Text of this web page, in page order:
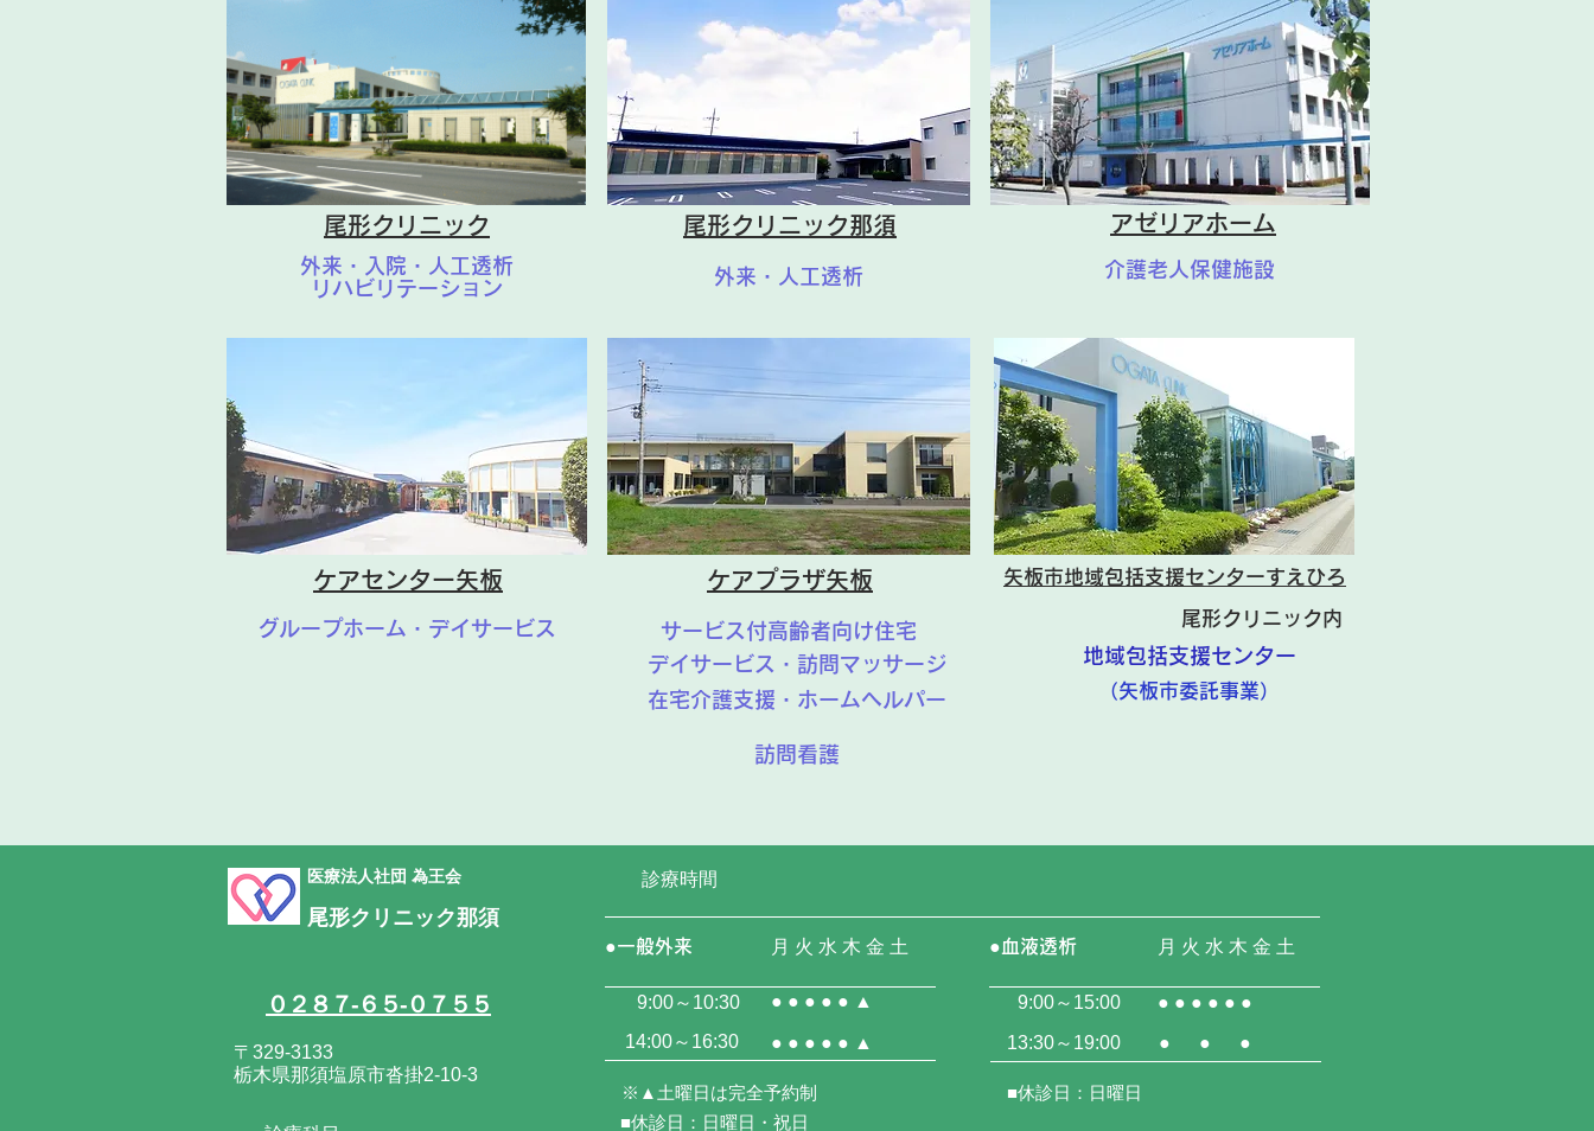
診療はお休みとなりますので、ご
不便おかけいたしますが、よろし
くお願いいたします。
担当医が変更となります。 8月
12日(水) 終日 太田 雄飛 医
師 急なお知らせとなりますが、
ご理解の程よろしくお願いいたし
ます。
急患等により急遽変更となる場合
がございます。 ご迷惑をおか
けいたしますが、ご了承ください
ますようお願い申し上げます。
尾形クリニック
外来・入院・人工透析
リハビリテーション
尾形クリニック那須
外来・人工透析
アゼリアホーム
介護老人保健施設
ケアセンター矢板
グループホーム・デイサービス
ケアプラザ矢板
サービス付高齢者向け住宅
デイサービス・訪問マッサージ
在宅介護支援・ホームヘルパー
矢板市地域包括支援センターすえひろ
尾形クリニック内
地域包括支援センター
​（矢板市委託事業）
訪問看護
医療法人社団 為王会
尾形クリニック那須
０２８７-６５-０７５５
〒329-3133
栃木県那須塩原市沓掛2-10-3
診療時間
●一般外来 月 火 水 木 金 土
9:00～10:30
● ● ● ● ● ▲
14:00～16:30
● ● ● ● ● ▲
※▲土曜日は完全予約制
●血液透析 月 火 水 木 金 土
9:00～15:00
● ● ● ● ● ●
13:30～19:00
● ● ●
■休診日：日曜日
■休診日：日曜日・祝日